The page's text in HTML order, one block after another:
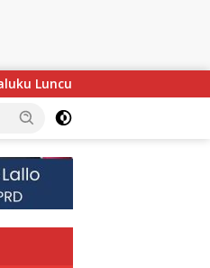
untuk Perkuat